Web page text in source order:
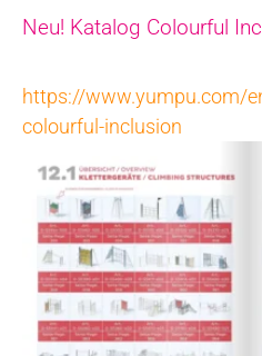
Neu! Katalog Colourful
https://www.yumpu.com/
colourful-inclusion